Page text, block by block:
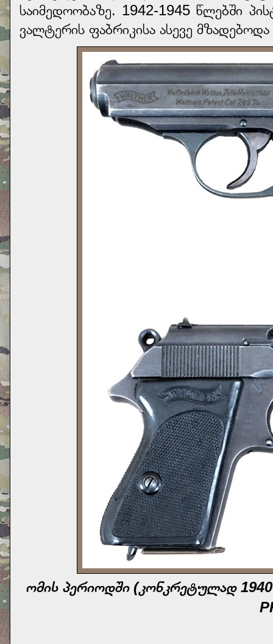
საიმედოობაზე. 1942-1945 წლებში
ვალტერის ფაბრიკისა ასევე
ომის პერიოდში (კონკრეტულად